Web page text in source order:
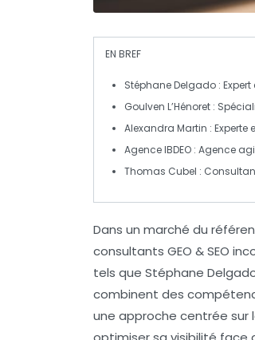
EN BREF
Stéphane Delgado : Expert
Goulven L’Hénoret :
Alexandra Martin : Experte
Agence IBDEO : Agence
Thomas Cubel :
Dans un marché du
consultants GEO & SEO
tels que Stéphane
combinent des
une approche centrée sur